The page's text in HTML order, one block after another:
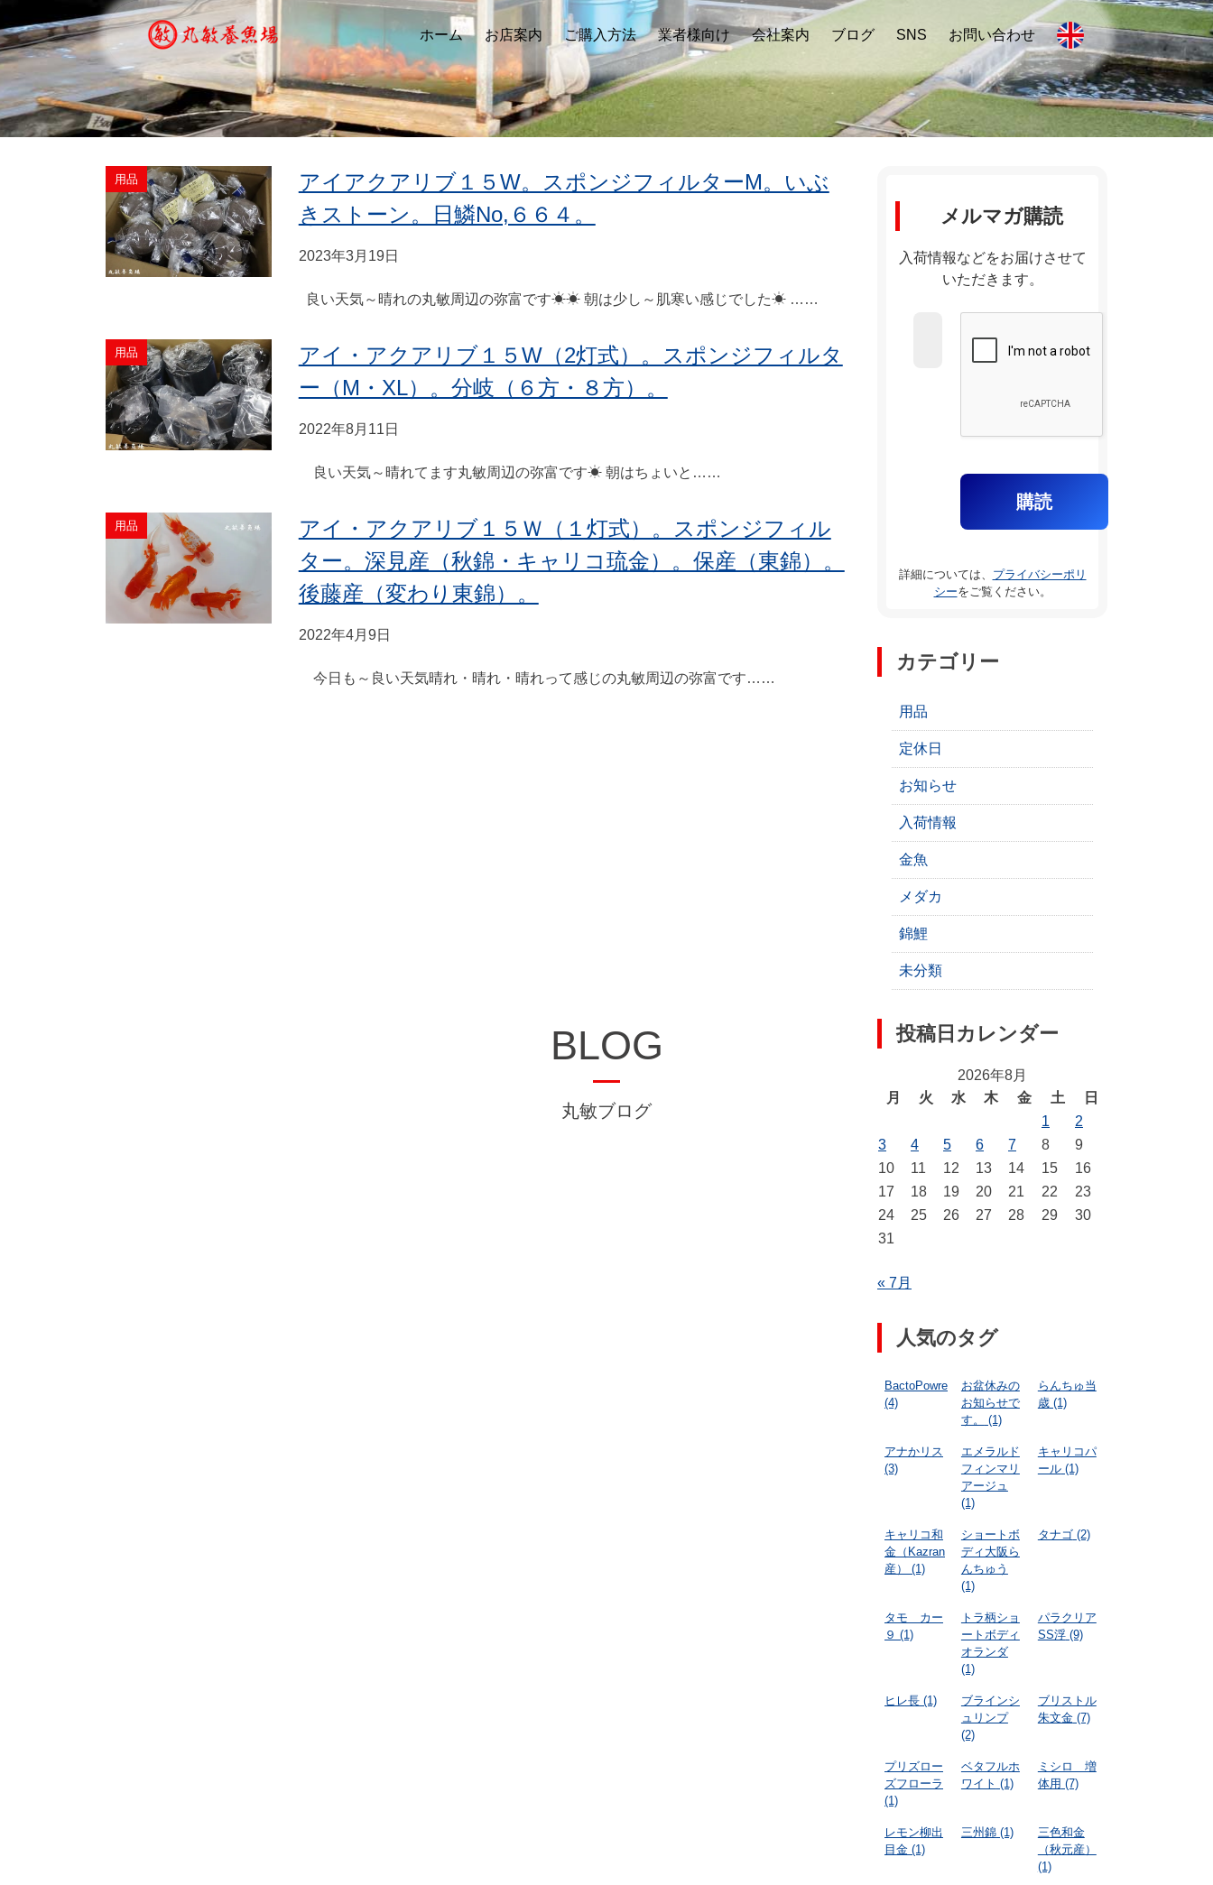
ホーム お店案内 ご購入方法 業者様向け 会社案内 ブログ SNS お問い合わせ
BLOG
丸敏ブログ
用品
アイアクアリブ１５W。スポンジフィルターM。いぶ
きストーン。日鱗No,６６４。
2023年3月19日
良い天気～晴れの丸敏周辺の弥富です☀☀ 朝は少し～肌寒い感じでした☀ ……
用品
アイ・アクアリブ１５W（2灯式）。スポンジフィルタ
ー（M・XL）。分岐（６方・８方）。
2022年8月11日
良い天気～晴れてます丸敏周辺の弥富です☀ 朝はちょいと……
用品
アイ・アクアリブ１５Ｗ（１灯式）。スポンジフィル
ター。深見産（秋錦・キャリコ琉金）。保産（東錦）。
後藤産（変わり東錦）。
2022年4月9日
今日も～良い天気晴れ・晴れ・晴れって感じの丸敏周辺の弥富です……
メルマガ購読
入荷情報などをお届けさせて
いただきます。
詳細については、 プライバシーポリ
シーをご覧ください。
カテゴリー
用品
定休日
お知らせ
入荷情報
金魚
メダカ
錦鯉
未分類
投稿日カレンダー
2026年8月
月
火 水 木 金 土
日
1
2
3
4 5 6 7 8
9
10
11 12 13 14 15
16
17
18 19 20 21 22
23
24
25 26 27 28 29
30
31
« 7月
人気のタグ
BactoPowre
(4)
お盆休みの
お知らせで
す。
(1)
らんちゅ当
歳(1)
アナかリス
(3)
エメラルド
フィンマリ
アージュ
(1)
キャリコパ
ール(1)
キャリコ和
金（Kazran
産）
(1)
ショートボ
ディ大阪ら
んちゅう
(1)
タナゴ(2)
タモ カー
９ (1)
トラ柄ショ
ートボディ
オランダ
(1)
パラクリア
SS浮(9)
ヒレ長 (1)
ブラインシ
ュリンプ
(2)
ブリストル
朱文金(7)
プリズロー
ズフローラ
(1)
ベタフルホ
ワイト (1)
ミシロ 増
体用 (7)
レモン柳出
目金 (1)
三州錦(1)
三色和金
（秋元産）
(1)